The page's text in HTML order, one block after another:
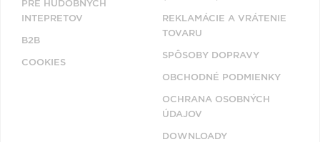
PRE HUDOBNÝCH
INTEPRETOV
B2B
COOKIES
REKLAMÁCIE A VRÁTENIE
TOVARU
SPÔSOBY DOPRAVY
OBCHODNÉ PODMIENKY
OCHRANA OSOBNÝCH
ÚDAJOV
DOWNLOADY